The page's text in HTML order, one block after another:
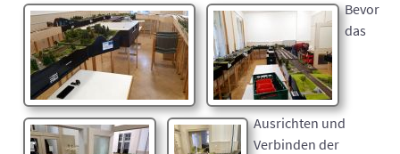
Bevor
das
Ausrichten und
Verbinden der